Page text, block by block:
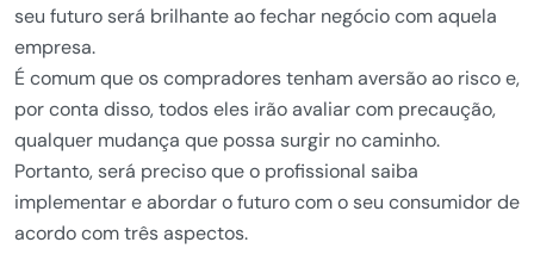
seu futuro será brilhante ao fechar negócio com aquela
empresa.
É comum que os compradores tenham aversão ao risco e,
por conta disso, todos eles irão avaliar com precaução,
qualquer mudança que possa surgir no caminho.
Portanto, será preciso que o profissional saiba
implementar e abordar o futuro com o seu consumidor de
acordo com três aspectos.